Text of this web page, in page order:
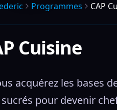
Programmes CAP
Cuisine
acquérez les bases
pour devenir